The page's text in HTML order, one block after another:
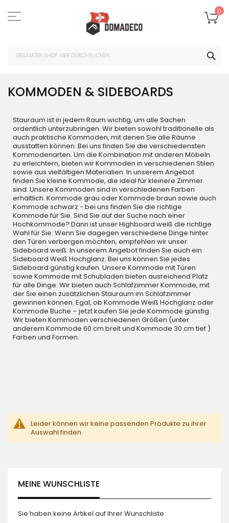
Inhalt
springen
0
KOMMODEN & SIDEBOARDS
Stauraum ist in jedem Raum wichtig, um alle Sachen
ordentlich unterzubringen. Wir bieten sowohl traditionelle als
auch praktische Kommoden, mit denen Sie alle Räume
ausstatten können. Bei uns finden Sie die verschiedensten
Kommodenarten. Um die Kombination mit anderen Möbeln
zu erleichtern, bieten wir Kommoden in verschiedenen Stilen
sowie aus vielfältigen Materialien. In unserem Angebot
finden Sie kleine Kommode, die ideal für kleinere Zimmer
sind. Unsere Kommoden sind in verschiedenen Farben
erhältlich. Kommode grau oder Kommode braun sowie auch
Kommode schwarz - bei uns finden Sie die richtige
Kommode für Sie. Sind Sie auf der Suche nach einer
Hochkommode? Dann ist unser Highboard weiß die richtige
Wahl für Sie. Wenn Sie dagegen verschiedene Dinge hinter
den Türen verbergen möchten, empfehlen wir unser
Sideboard weiß. In unserem Angebot finden Sie auch ein
Sideboard Weiß Hochglanz. Bei uns können Sie jedes
Sideboard günstig kaufen. Unsere Kommode mit Türen
sowie Kommode mit Schubladen bieten ausreichend Platz
für alle Dinge. Wir bieten auch Schlafzimmer Kommode, mit
der Sie einen zusätzlichen Stauraum im Schlafzimmer
gewinnen können. Egal, ob Kommode Weiß Hochglanz oder
Kommode Buche – jetzt kaufen Sie jede Kommode günstig.
Wir bieten Kommoden verschiedenen Größen (unter
anderem Kommode 60 cm breit und Kommode 30 cm tief )
Farben und Formen.
Leider können wir keine passenden Produkte zu ihrer
Auswahl finden.
MEINE WUNSCHLISTE
Sie haben keine Artikel auf Ihrer Wunschliste.